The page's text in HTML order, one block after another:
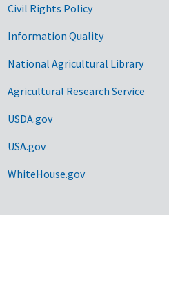
Civil Rights Policy
Information Quality
National Agricultural Library
Agricultural Research Service
USDA.gov
USA.gov
WhiteHouse.gov